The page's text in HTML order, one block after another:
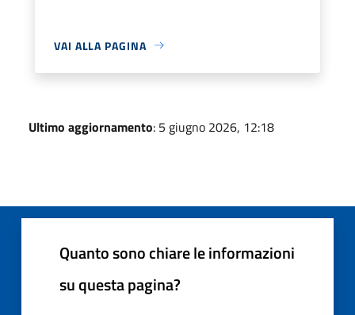
VAI ALLA PAGINA
Ultimo aggiornamento: 5 giugno 2026, 12:18
Quanto sono chiare le informazioni
su questa pagina?